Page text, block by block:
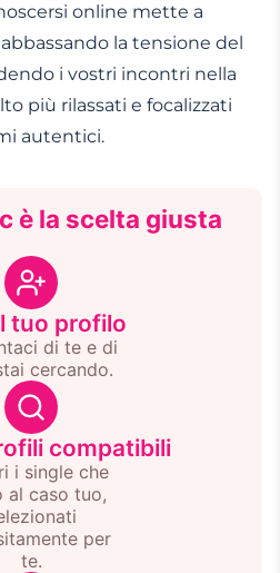
online mette a
la tensione del
i vostri incontri nella
più rilassati e focalizzati
autentici.
è la scelta giusta
tuo profilo
di te e di
cercando.
compatibili
i single che
al caso tuo,
per
te.